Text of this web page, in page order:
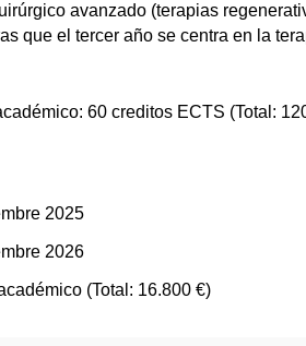
avanzado (terapias
que el tercer año se centra en la
60 creditos ECTS (Total:
2025
2026
(Total: 16.800 €)